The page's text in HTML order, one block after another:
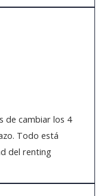
de cambiar los 4
Todo está
del renting